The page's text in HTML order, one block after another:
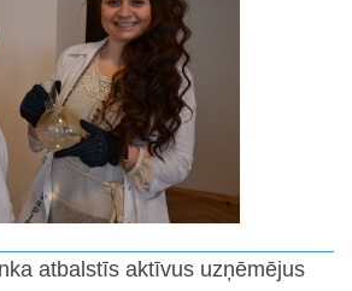
atbalstīs aktīvus uzņēmējus